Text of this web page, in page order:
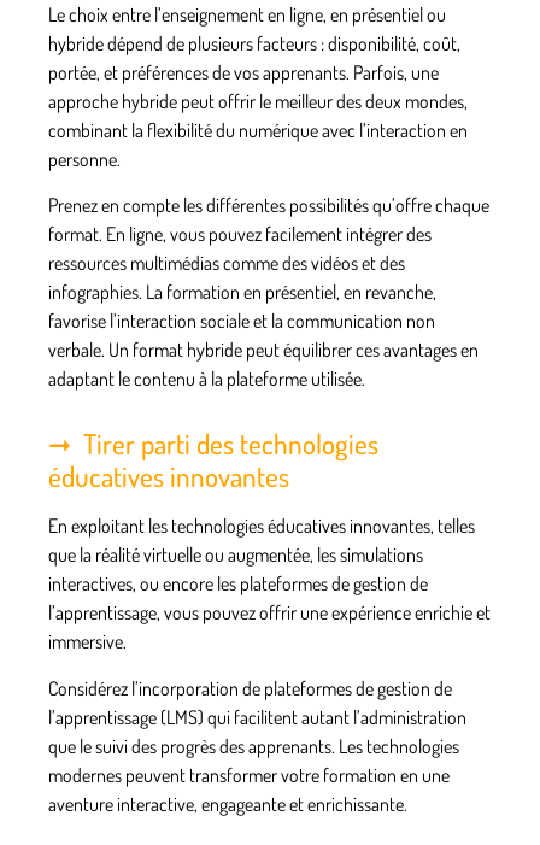
Le choix entre l’enseignement en ligne, en présentiel ou
hybride dépend de plusieurs facteurs : disponibilité, coût,
portée, et préférences de vos apprenants. Parfois, une
approche hybride peut offrir le meilleur des deux mondes,
combinant la flexibilité du numérique avec l’interaction en
personne.
Prenez en compte les différentes possibilités qu’offre chaque
format. En ligne, vous pouvez facilement intégrer des
ressources multimédias comme des vidéos et des
infographies. La formation en présentiel, en revanche,
favorise l’interaction sociale et la communication non
verbale. Un format hybride peut équilibrer ces avantages en
adaptant le contenu à la plateforme utilisée.
Tirer parti des technologies
éducatives innovantes
En exploitant les technologies éducatives innovantes, telles
que la réalité virtuelle ou augmentée, les simulations
interactives, ou encore les plateformes de gestion de
l’apprentissage, vous pouvez offrir une expérience enrichie et
immersive.
Considérez l’incorporation de plateformes de gestion de
l’apprentissage (LMS) qui facilitent autant l’administration
que le suivi des progrès des apprenants. Les technologies
modernes peuvent transformer votre formation en une
aventure interactive, engageante et enrichissante.